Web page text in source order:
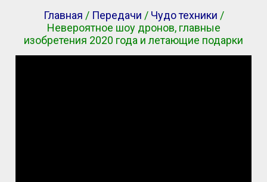
Главная / Передачи / Чудо техники /
Невероятное шоу дронов, главные
изобретения 2020 года и летающие подарки